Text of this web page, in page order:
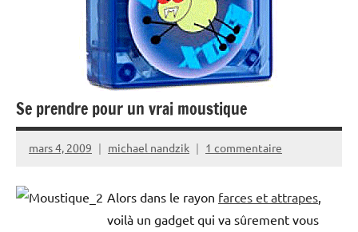
Se prendre pour un vrai moustique
mars 4, 2009 michael nandzik 1 commentaire
Alors dans le rayon farces et attrapes
voilà un gadget qui va sûrement vous